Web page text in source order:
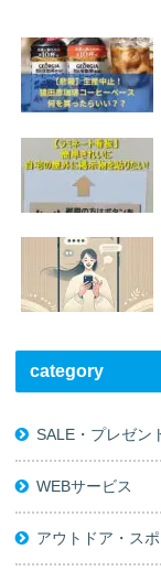
category
SALE・プレゼン
WEBサービス
アウトドア・ス